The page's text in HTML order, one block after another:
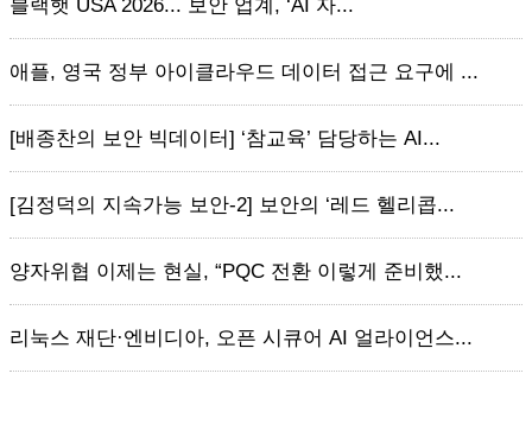
블랙햇 USA 2026... 보안 업계, ‘AI 자...
애플, 영국 정부 아이클라우드 데이터 접근 요구에 ...
[배종찬의 보안 빅데이터] ‘참교육’ 담당하는 AI...
[김정덕의 지속가능 보안-2] 보안의 ‘레드 헬리콥...
양자위협 이제는 현실, “PQC 전환 이렇게 준비했...
리눅스 재단·엔비디아, 오픈 시큐어 AI 얼라이언스...